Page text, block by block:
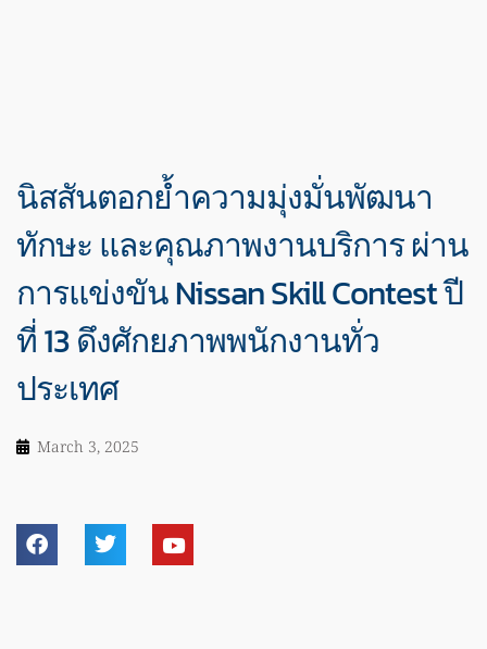
นิสสันตอกย้ำความมุ่งมั่นพัฒนา
ทักษะ และคุณภาพงานบริการ ผ่าน
การแข่งขัน Nissan Skill Contest ปี
ที่ 13 ดึงศักยภาพพนักงานทั่ว
ประเทศ
March 3, 2025